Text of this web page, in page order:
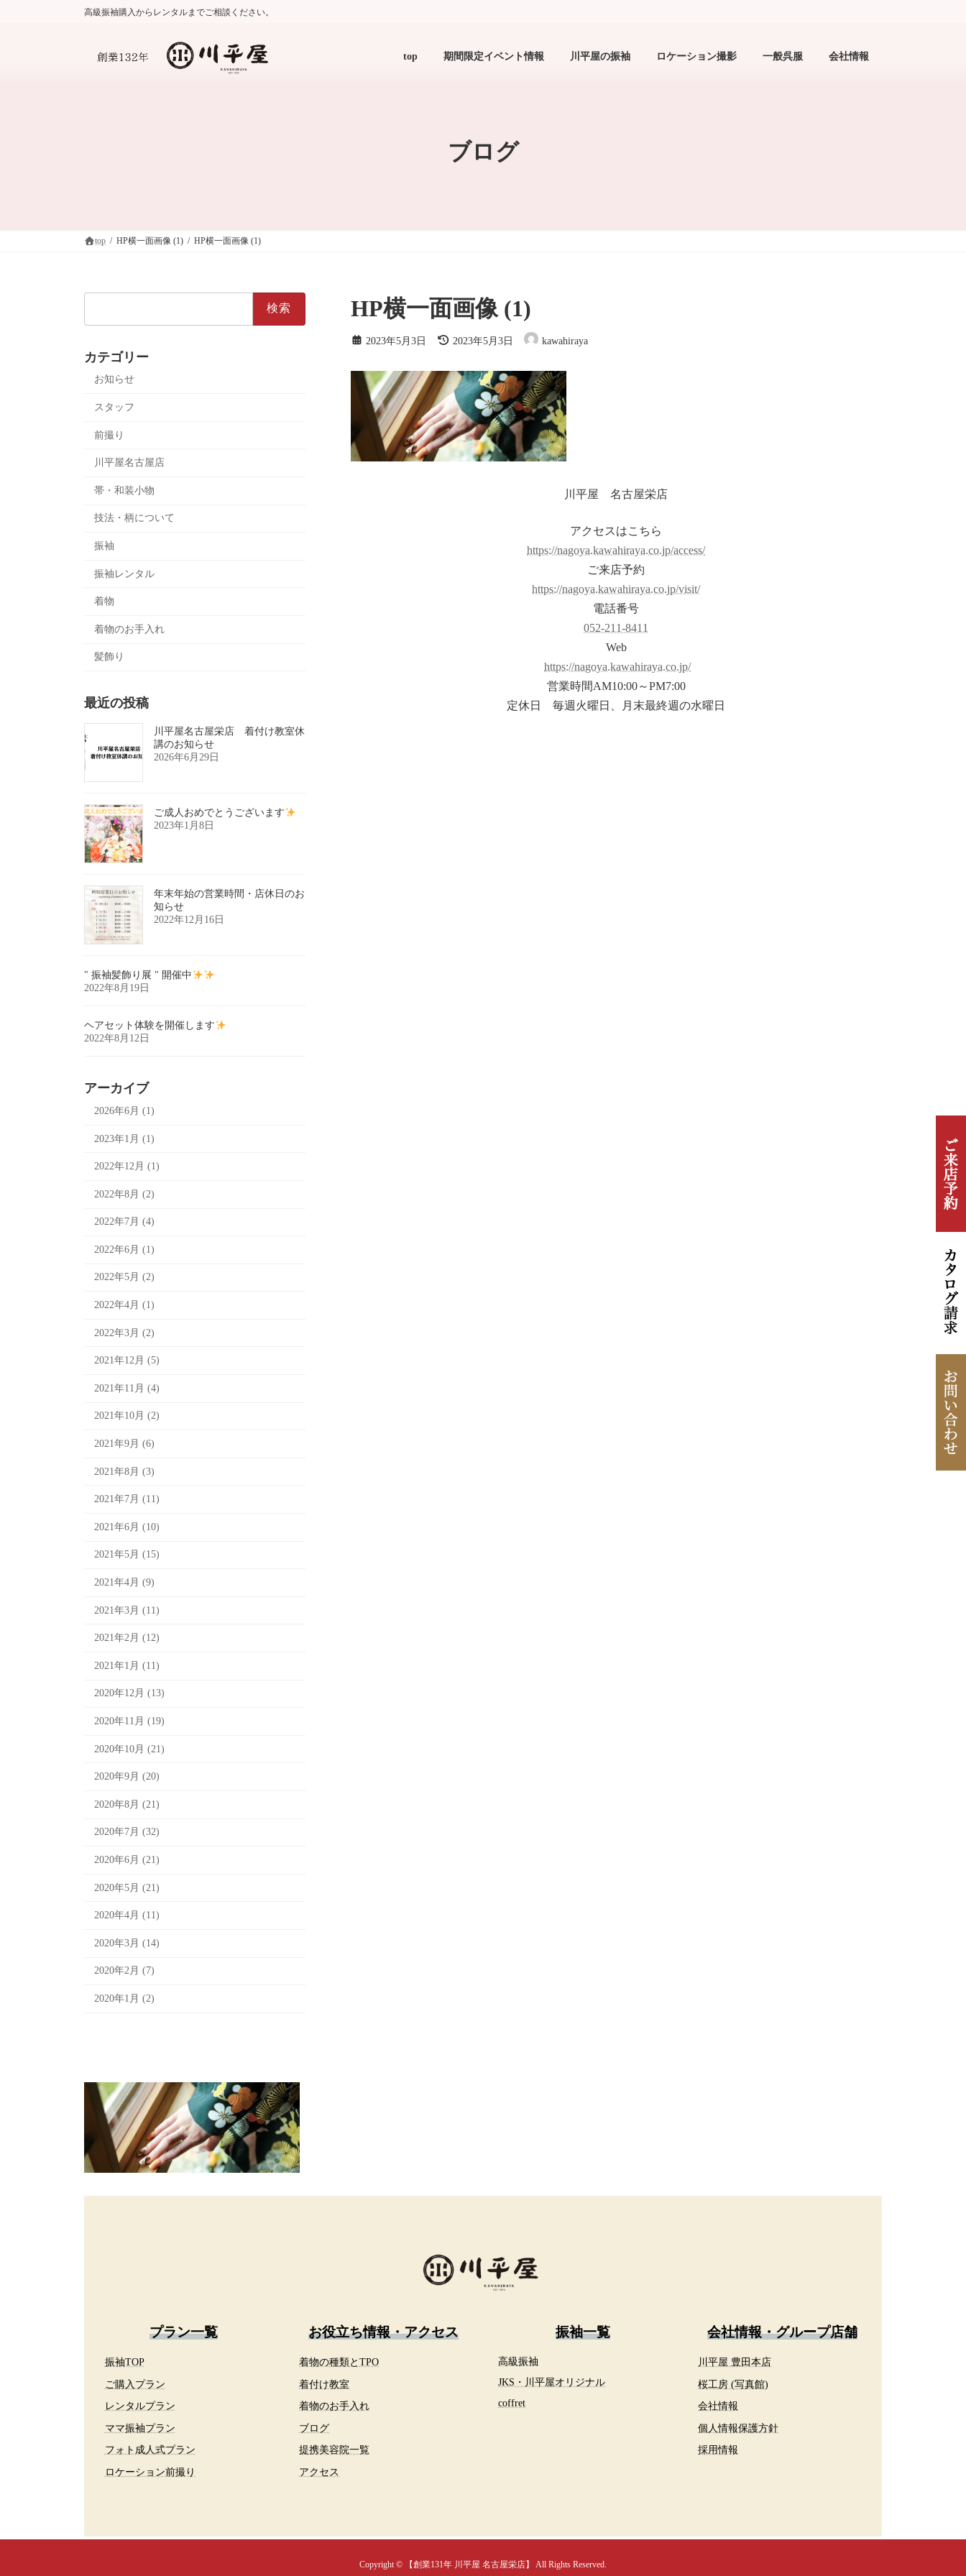
高級振袖購入からレンタルまでご相談ください。
top 期間限定イベント情報 川平屋の振袖 ロケーション撮影 一般呉服 会社情報
ブログ
top HP横一面画像 (1) HP横一面画像 (1)
HP横一面画像 (1)
2023年5月3日
最
新
日
時
:
2023年5月3日 kawahiraya
川平屋 名古屋栄店
アクセスはこちら
https://nagoya.kawahiraya.co.jp/access/
ご来店予約
https://nagoya.kawahiraya.co.jp/visit/
電話番号
052-211-8411
Web
https://nagoya.kawahiraya.co.jp/
営業時間AM10:00～PM7:00
定休日 毎週火曜日、月末最終週の水曜日
カテゴリー
お知らせ
スタッフ
前撮り
川平屋名古屋店
帯・和装小物
技法・柄について
振袖
振袖レンタル
着物
着物のお手入れ
髪飾り
最近の投稿
川平屋名古屋栄店 着付け教室休
講のお知らせ
2026年6月29日
ご成人おめでとうございます
2023年1月8日
年末年始の営業時間・店休日のお
知らせ
2022年12月16日
" 振袖髪飾り展 " 開催中
2022年8月19日
ヘアセット体験を開催します
2022年8月12日
アーカイブ
2026年6月 (1)
2023年1月 (1)
2022年12月 (1)
2022年8月 (2)
2022年7月 (4)
2022年6月 (1)
2022年5月 (2)
2022年4月 (1)
2022年3月 (2)
2021年12月 (5)
2021年11月 (4)
2021年10月 (2)
2021年9月 (6)
2021年8月 (3)
2021年7月 (11)
2021年6月 (10)
2021年5月 (15)
2021年4月 (9)
2021年3月 (11)
2021年2月 (12)
2021年1月 (11)
2020年12月 (13)
2020年11月 (19)
2020年10月 (21)
2020年9月 (20)
2020年8月 (21)
2020年7月 (32)
2020年6月 (21)
2020年5月 (21)
2020年4月 (11)
2020年3月 (14)
2020年2月 (7)
2020年1月 (2)
プラン一覧
振袖TOP
ご購入プラン
レンタルプラン
ママ振袖プラン
フォト成人式プラン
ロケーション前撮り
お役立ち情報・アクセス
着物の種類とTPO
着付け教室
着物のお手入れ
ブログ
提携美容院一覧
アクセス
振袖一覧
高級振袖
JKS・川平屋オリジナル
coffret
会社情報・グループ店舗
川平屋 豊田本店
桜工房 (写真館)
会社情報
個人情報保護方針
採用情報
Copyright © 【創業131年 川平屋 名古屋栄店】 All Rights Reserved.